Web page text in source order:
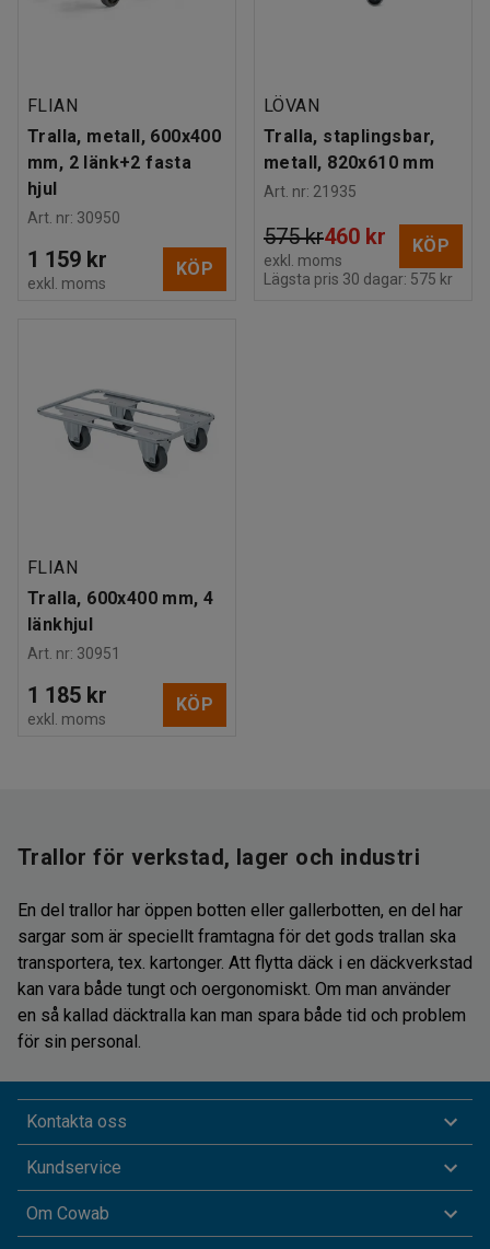
FLIAN
Tralla, metall, 600x400
mm, 2 länk+2 fasta
hjul
Art. nr: 30950
1 159 kr
exkl. moms
KÖP
LÖVAN
Tralla, staplingsbar,
metall, 820x610 mm
Art. nr: 21935
460 kr
575 kr
exkl. moms
KÖP
Lägsta pris 30 dagar: 575 kr
FLIAN
Tralla, 600x400 mm, 4
länkhjul
Art. nr: 30951
1 185 kr
exkl. moms
KÖP
Trallor för verkstad, lager och industri
En del trallor har öppen botten eller gallerbotten, en del har
sargar som är speciellt framtagna för det gods trallan ska
transportera, tex. kartonger. Att flytta däck i en däckverkstad
kan vara både tungt och oergonomiskt. Om man använder
en så kallad däcktralla kan man spara både tid och problem
för sin personal.
Kontakta oss
Kundservice
Om Cowab